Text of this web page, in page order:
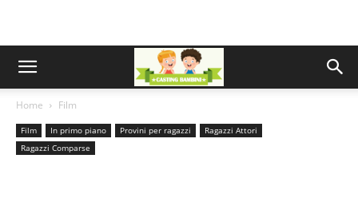
Home Film
Film In primo piano Provini per ragazzi
Ragazzi Attori
Ragazzi Comparse